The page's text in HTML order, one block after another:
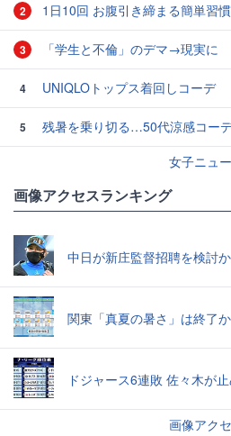
2 1日10回 お腹引き締まる簡単習慣
3 「学生と不倫」のデマ→現実に
4 UNIQLOトップス着回しコーデ
5
残暑を乗り切る…50代涼感コー
女子ニュ
画像アクセスランキング
中日が新庄監督招聘を検討か
関東「真夏の暑さ」は終了か
ドジャース6連敗 佐々木が
画像アク